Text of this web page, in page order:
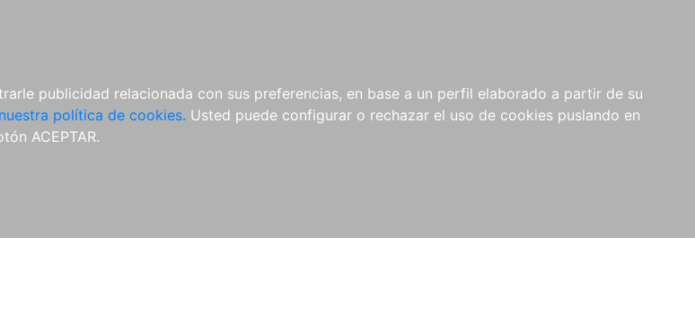
publicidad relacionada con sus preferencias, en base a un perfil elaborado a partir de su
política de cookies. Usted puede configurar o rechazar el uso de cookies puslando en
ACEPTAR.